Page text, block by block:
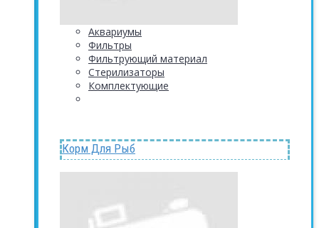
Аквариумы
Фильтры
Фильтрующий материал
Стерилизаторы
Комплектующие
Корм Для Рыб